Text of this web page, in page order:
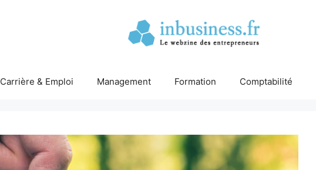
Carrière & Emploi Management Formation Comptabilité